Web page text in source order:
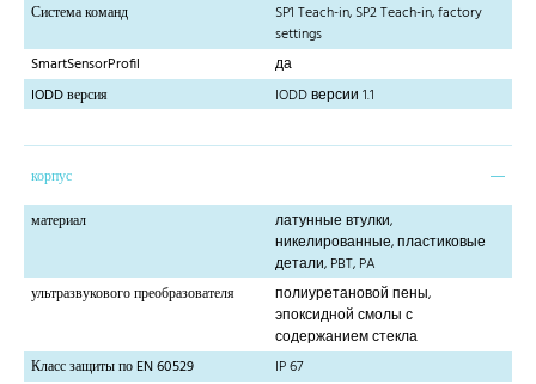
Система команд
SP1 Teach-in, SP2 Teach-in, factory
settings
SmartSensorProfil
да
IODD версия
IODD версии 1.1
корпус
материал
латунные втулки,
никелированные, пластиковые
детали, PBT, PA
ультразвукового преобразователя
полиуретановой пены,
эпоксидной смолы с
содержанием стекла
Класс защиты по EN 60529
IP 67